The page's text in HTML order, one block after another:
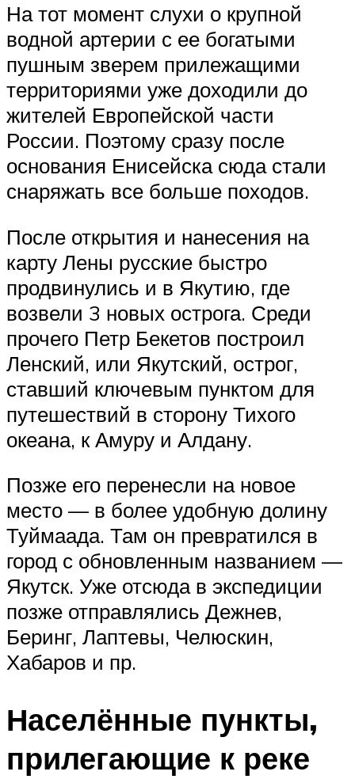
На тот момент слухи о крупной
водной артерии с ее богатыми
пушным зверем прилежащими
территориями уже доходили до
жителей Европейской части
России. Поэтому сразу после
основания Енисейска сюда стали
снаряжать все больше походов.
После открытия и нанесения на
карту Лены русские быстро
продвинулись и в Якутию, где
возвели 3 новых острога. Среди
прочего Петр Бекетов построил
Ленский, или Якутский, острог,
ставший ключевым пунктом для
путешествий в сторону Тихого
океана, к Амуру и Алдану.
Позже его перенесли на новое
место — в более удобную долину
Туймаада. Там он превратился в
город с обновленным названием —
Якутск. Уже отсюда в экспедиции
позже отправлялись Дежнев,
Беринг, Лаптевы, Челюскин,
Хабаров и пр.
Населённые пункты,
прилегающие к реке